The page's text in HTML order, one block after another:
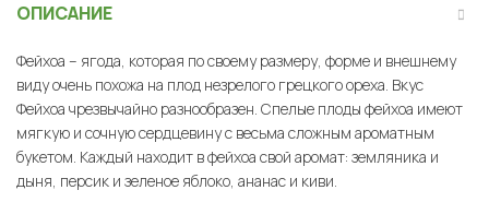
ОПИСАНИЕ
Фейхоа – ягода, которая по своему размеру, форме и внешнему
виду очень похожа на плод незрелого грецкого ореха. Вкус
Фейхоа чрезвычайно разнообразен. Спелые плоды фейхоа имеют
мягкую и сочную сердцевину с весьма сложным ароматным
букетом. Каждый находит в фейхоа свой аромат: земляника и
дыня, персик и зеленое яблоко, ананас и киви.